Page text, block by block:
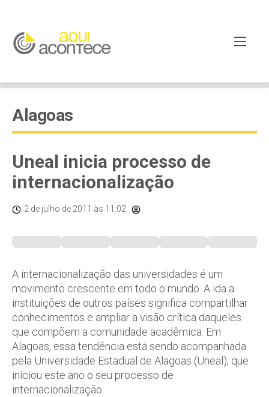
Alagoas
Uneal inicia processo de
internacionalização
2 de julho de 2011 às 11:02
A internacionalização das universidades é um
movimento crescente em todo o mundo. A ida a
instituições de outros países significa compartilhar
conhecimentos e ampliar a visão crítica daqueles
que compõem a comunidade acadêmica. Em
Alagoas, essa tendência está sendo acompanhada
pela Universidade Estadual de Alagoas (Uneal), que
iniciou este ano o seu processo de
internacionalização.